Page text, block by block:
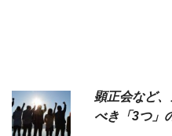
顕正会など
べき「3つ」